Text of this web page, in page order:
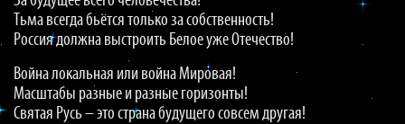
Тьма всегда бьётся только за собственность!
Россия должна выстроить Белое уже Отечество!
Война локальная или война Мировая!
Масштабы разные и разные горизонты!
Святая Русь – это страна будущего совсем другая!